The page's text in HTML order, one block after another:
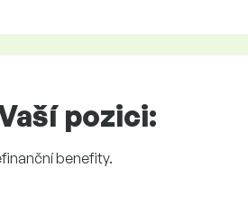
pozici:
benefity.